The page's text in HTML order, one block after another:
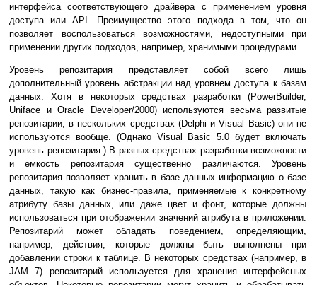
интерфейса соответствующего драйвера с применением уровня
доступа или API. Преимущество этого подхода в том, что он
позволяет воспользоваться возможностями, недоступными при
применении других подходов, например, хранимыми процедурами.
Уровень репозитария представляет собой всего лишь
дополнительный уровень абстракции над уровнем доступа к базам
данных. Хотя в некоторых средствах разработки (PowerBuilder,
Uniface и Oracle Developer/2000) используются весьма развитые
репозитарии, в нескольких средствах (Delphi и Visual Basic) они не
используются вообще. (Однако Visual Basic 5.0 будет включать
уровень репозитария.) В разных средствах разработки возможности
и емкость репозитария существенно различаются. Уровень
репозитария позволяет хранить в базе данных информацию о базе
данных, такую как бизнес-правила, применяемые к конкретному
атрибуту базы данных, или даже цвет и фонт, которые должны
использоваться при отображении значений атрибута в приложении.
Репозитарий может обладать поведением, определяющим,
например, действия, которые должны быть выполнены при
добавлении строки к таблице. В некоторых средствах (например, в
JAM 7) репозитарий используется для хранения интерфейсных